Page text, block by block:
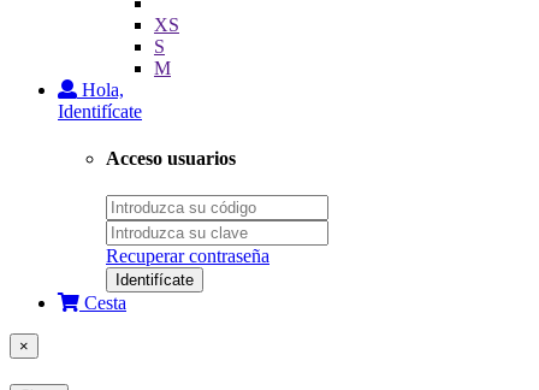
XS
S
M
Hola,
Identifícate
Acceso usuarios
Recuperar contraseña
Identifícate
Cesta
×